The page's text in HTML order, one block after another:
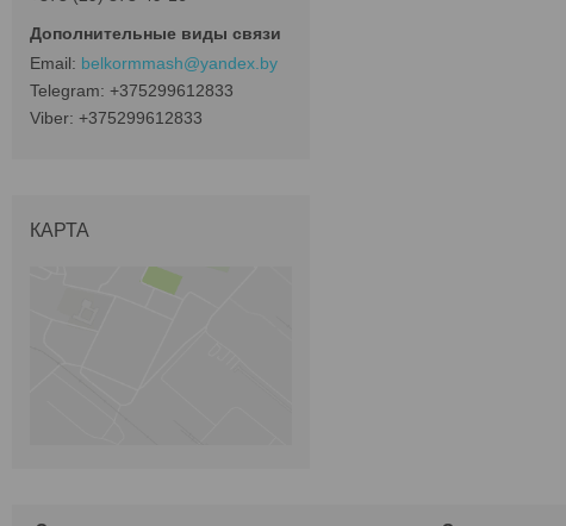
belkormmash@yandex.by
+375299612833
+375299612833
КАРТА